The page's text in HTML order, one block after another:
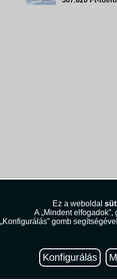
Ez a weboldal
A „Mindent
gomb
Konfigurálás